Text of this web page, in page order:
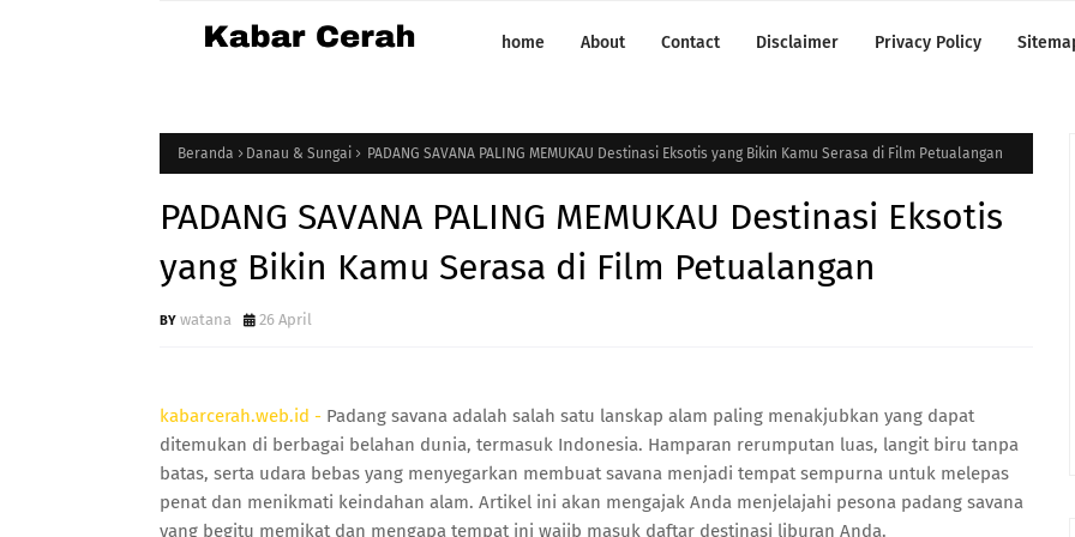
home About Contact Disclaimer Privacy Policy
Beranda Danau & Sungai PADANG SAVANA PALING MEMUKAU Destinasi Eksotis yang Bikin Kamu Serasa di Film Petualangan
PADANG SAVANA PALING MEMUKAU Destinasi Eksotis
yang Bikin Kamu Serasa di Film Petualangan
watana 26 April
kabarcerah.web.id - Padang savana adalah salah satu lanskap alam paling menakjubkan yang dapat
ditemukan di berbagai belahan dunia, termasuk Indonesia. Hamparan rerumputan luas, langit biru tanpa
batas, serta udara bebas yang menyegarkan membuat savana menjadi tempat sempurna untuk melepas
penat dan menikmati keindahan alam. Artikel ini akan mengajak Anda menjelajahi pesona padang savana
yang begitu memikat dan mengapa tempat ini wajib masuk daftar destinasi liburan Anda.